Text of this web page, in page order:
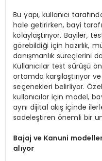
Bu yapı, kullanıcı
hale getirirken, bayi
kolaylaştırıyor. Bayiler,
görebildiği için hazırlık,
danışmanlık süreçlerini
Kullanıcılar test sürüşü
ortamda karşılaştırıyor
seçenekleri belirliyor.
kullanıcılar için model,
aynı dijital akış içinde
sadeleştiren önemli bir
Bajaj ve Kanuni
alıyor